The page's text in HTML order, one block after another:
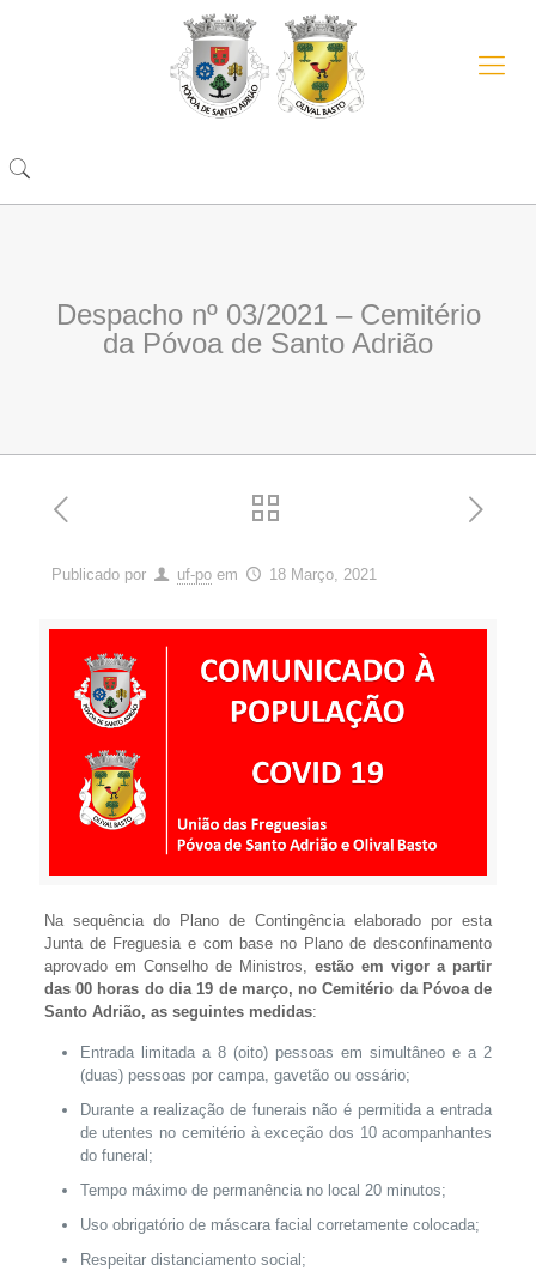
Despacho nº 03/2021 – Cemitério
da Póvoa de Santo Adrião
Publicado por uf-po em 18 Março, 2021
Na sequência do Plano de Contingência elaborado por esta
Junta de Freguesia e com base no Plano de desconfinamento
aprovado em Conselho de Ministros,estão em vigor a partir
das 00 horas do dia 19 de março, no Cemitério da Póvoa de
Santo Adrião, as seguintes medidas:
Entrada limitada a 8 (oito) pessoas em simultâneo e a 2
(duas) pessoas por campa, gavetão ou ossário;
Durante a realização de funerais não é permitida a entrada
de utentes no cemitério à exceção dos 10 acompanhantes
do funeral;
Tempo máximo de permanência no local 20 minutos;
Uso obrigatório de máscara facial corretamente colocada;
Respeitar distanciamento social;